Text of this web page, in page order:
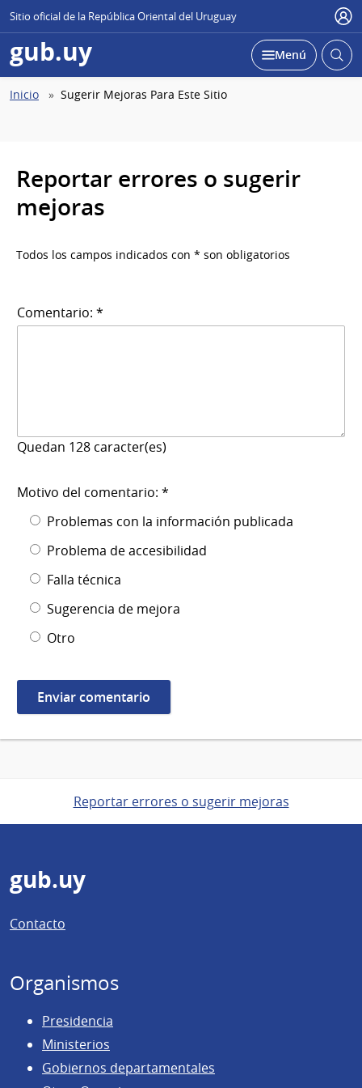
Sitio oficial de la República Oriental del Uruguay
gub.uy Abierta
Desplegar
Menú Abrir
Ruta
Inicio Sugerir Mejoras Para Este Sitio
Reportar errores o sugerir
mejoras
Todos los campos indicados con * son obligatorios
Comentario: *
Quedan 128 caracter(es)
Motivo del comentario: *
Problemas con la información publicada
Problema de accesibilidad
Falla técnica
Sugerencia de mejora
Otro
Reportar errores o sugerir mejoras
Pie
de
página
gub.uy
Contacto
Organismos
Presidencia
Ministerios
Gobiernos departamentales